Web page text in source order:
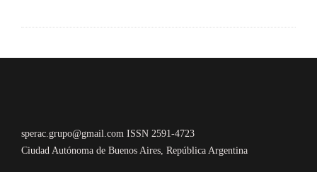
sperac.grupo@gmail.com ISSN 2591-4723
Ciudad Autónoma de Buenos Aires, República Argentina